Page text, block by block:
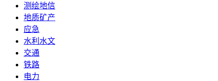
测绘地信
地质矿产
应急
水利水文
交通
铁路
电力